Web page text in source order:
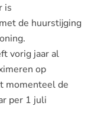
is
de huurstijging
vorig jaar al
op
momenteel de
per 1 juli